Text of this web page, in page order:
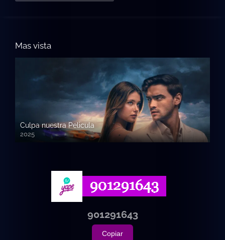
Mas vista
Culpa nuestra Pelicula
2025
720p HD
901291643
Copiar